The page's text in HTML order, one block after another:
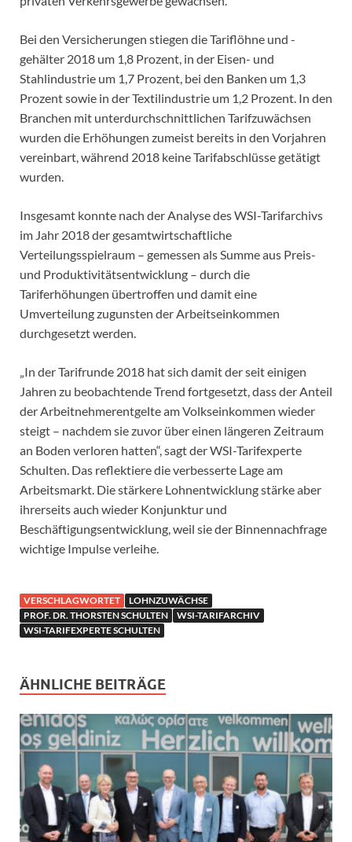
Bei den Versicherungen stiegen die Tariflöhne und -
gehälter 2018 um 1,8 Prozent, in der Eisen- und
Stahlindustrie um 1,7 Prozent, bei den Banken um 1,3
Prozent sowie in der Textilindustrie um 1,2 Prozent. In den
Branchen mit unterdurchschnittlichen Tarifzuwächsen
wurden die Erhöhungen zumeist bereits in den Vorjahren
vereinbart, während 2018 keine Tarifabschlüsse getätigt
wurden.
Insgesamt konnte nach der Analyse des WSI-Tarifarchivs
im Jahr 2018 der gesamtwirtschaftliche
Verteilungsspielraum – gemessen als Summe aus Preis-
und Produktivitätsentwicklung – durch die
Tariferhöhungen übertroffen und damit eine
Umverteilung zugunsten der Arbeitseinkommen
durchgesetzt werden.
„In der Tarifrunde 2018 hat sich damit der seit einigen
Jahren zu beobachtende Trend fortgesetzt, dass der Anteil
der Arbeitnehmerentgelte am Volkseinkommen wieder
steigt – nachdem sie zuvor über einen längeren Zeitraum
an Boden verloren hatten“, sagt der WSI-Tarifexperte
Schulten. Das reflektiere die verbesserte Lage am
Arbeitsmarkt. Die stärkere Lohnentwicklung stärke aber
ihrerseits auch wieder Konjunktur und
Beschäftigungsentwicklung, weil sie der Binnennachfrage
wichtige Impulse verleihe.
VERSCHLAGWORTET
LOHNZUWÄCHSE
PROF. DR. THORSTEN SCHULTEN
WSI-TARIFARCHIV
WSI-TARIFEXPERTE SCHULTEN
ÄHNLICHE BEITRÄGE